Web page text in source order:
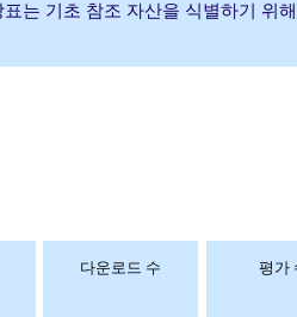
는 기초 참조 자산을 식별하기 위
다운로드 수 평가